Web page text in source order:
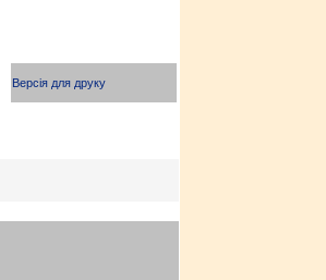
Версія для друку